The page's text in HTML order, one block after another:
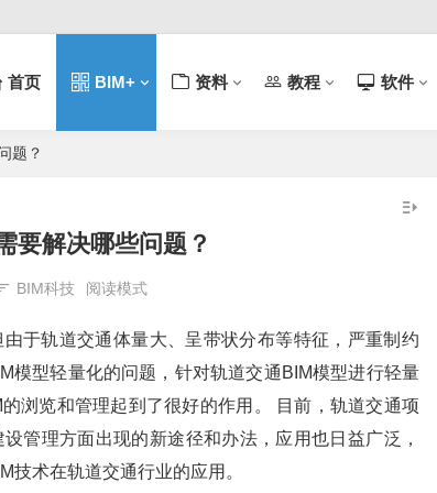
首页 BIM+ 资料 教程 软件
题？
要解决哪些问题？
BIM科技 阅读模式
于轨道交通体量大、呈带状分布等特征，严重制约
模型轻量化的问题，针对轨道交通BIM模型进行轻量
浏览和管理起到了很好的作用。 目前，轨道交通项
管理方面出现的新途径和办法，应用也日益广泛，
技术在轨道交通行业的应用。